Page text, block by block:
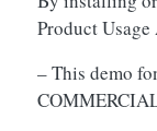
Product Usage
– This demo